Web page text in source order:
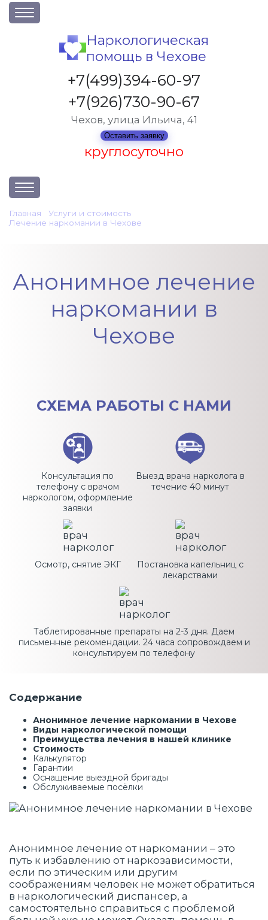
О клинике
Вакансии
Лицензии
Наркологическая
помощь в Чехове
+7(499)394-60-97
+7(926)730-90-67
Чехов, улица Ильича, 41
Оставить заявку
круглосуточно
Услуги и стоимость
Отзывы
Главная Услуги и стоимость
Лечение наркомании в Чехове
Анонимное лечение
наркомании в
Чехове
СХЕМА РАБОТЫ С НАМИ
Консультация по
телефону с врачом
наркологом, оформление
заявки
Выезд врача нарколога в
течение 40 минут
Осмотр, снятие ЭКГ
Постановка капельниц с
лекарствами
Таблетированные препараты на 2-3 дня. Даем
письменные рекомендации. 24 часа сопровождаем и
консультируем по телефону
Содержание
Анонимное лечение наркомании в Чехове
Виды наркологической помощи
Преимущества лечения в нашей клинике
Стоимость
Калькулятор
Гарантии
Оснащение выездной бригады
Обслуживаемые посёлки
Анонимное лечение от наркомании – это
путь к избавлению от наркозависимости,
если по этическим или другим
соображениям человек не может обратиться
в наркологический диспансер, а
самостоятельно справиться с проблемой